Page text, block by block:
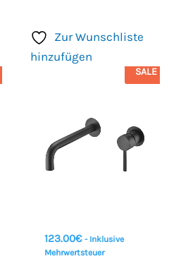
Zur Wunschliste
hinzufügen
SALE
123.00€ - Inklusive
Mehrwertsteuer